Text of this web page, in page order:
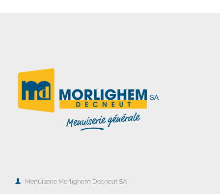
 Menuiserie Morlighem Decneut SA